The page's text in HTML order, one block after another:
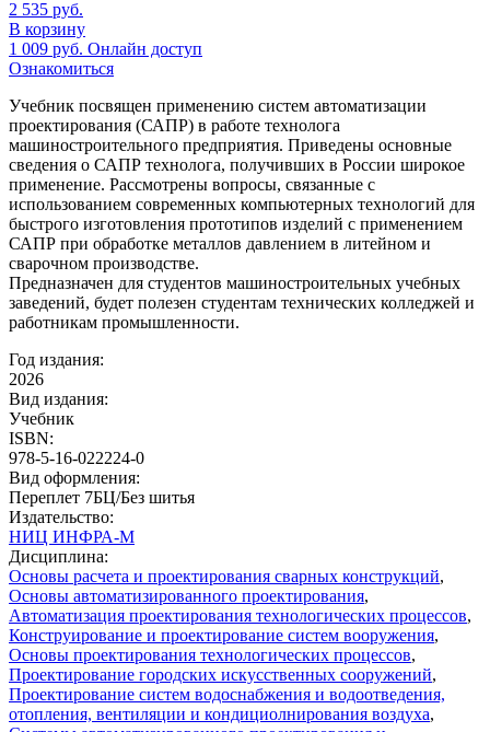
2 535 руб.
В корзину
1 009 руб. Онлайн доступ
Ознакомиться
Учебник посвящен применению систем автоматизации
проектирования (САПР) в работе технолога
машиностроительного предприятия. Приведены основные
сведения о САПР технолога, получивших в России широкое
применение. Рассмотрены вопросы, связанные с
использованием современных компьютерных технологий для
быстрого изготовления прототипов изделий с применением
САПР при обработке металлов давлением в литейном и
сварочном производстве.
Предназначен для студентов машиностроительных учебных
заведений, будет полезен студентам технических колледжей и
работникам промышленности.
Год издания:
2026
Вид издания:
Учебник
ISBN:
978-5-16-022224-0
Вид оформления:
Переплет 7БЦ/Без шитья
Издательство:
НИЦ ИНФРА-М
Дисциплина:
Основы расчета и проектирования сварных конструкций,
Основы автоматизированного проектирования,
Автоматизация проектирования технологических процессов,
Конструирование и проектирование систем вооружения,
Основы проектирования технологических процессов,
Проектирование городских искусственных сооружений,
Проектирование систем водоснабжения и водоотведения,
отопления, вентиляции и кондициолнирования воздуха,